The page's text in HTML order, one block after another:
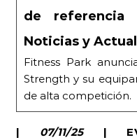
de referencia
Noticias y
Fitness Park
Strength y su
de alta competición.
| 07/11/25|